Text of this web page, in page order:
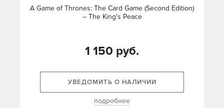
A Game of Thrones: The Card Game (Second Edition)
– The King's Peace
1 150 руб.
УВЕДОМИТЬ О НАЛИЧИИ
подробнее